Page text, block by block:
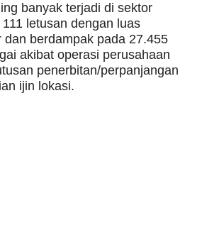
banyak terjadi di sektor
letusan dengan luas
dan berdampak pada 27.455
akibat operasi perusahaan
penerbitan/perpanjangan
ijin lokasi.